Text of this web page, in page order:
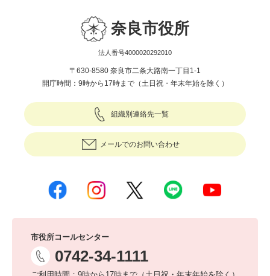
奈良市役所
法人番号4000020292010
〒630-8580 奈良市二条大路南一丁目1-1
開庁時間：9時から17時まで（土日祝・年末年始を除く）
組織別連絡先一覧
メールでのお問い合わせ
市役所コールセンター
0742-34-1111